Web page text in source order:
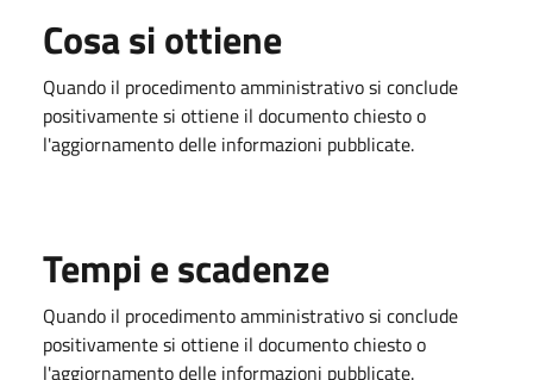
Cosa si ottiene
Quando il procedimento amministrativo si conclude
positivamente si ottiene il documento chiesto o
l'aggiornamento delle informazioni pubblicate.
Tempi e scadenze
Quando il procedimento amministrativo si conclude
positivamente si ottiene il documento chiesto o
l'aggiornamento delle informazioni pubblicate.